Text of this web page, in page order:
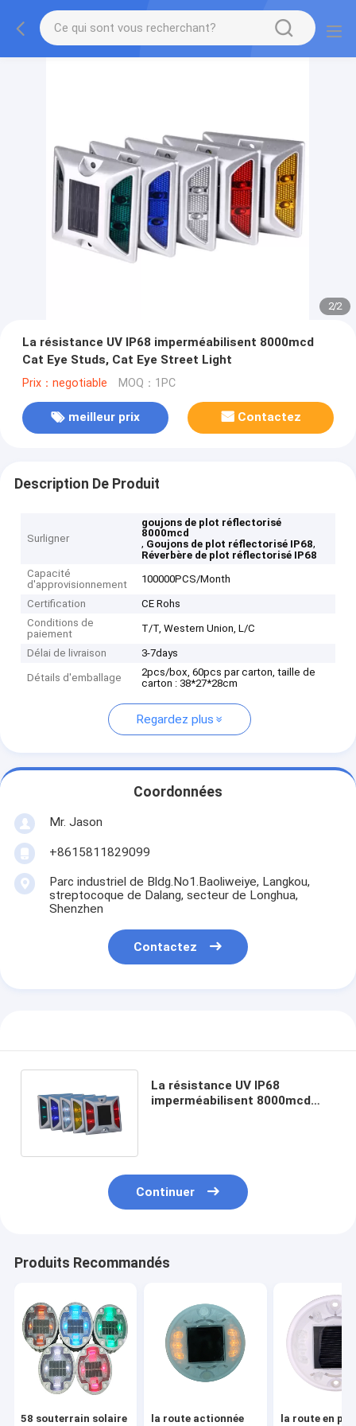
2/2
La résistance UV IP68 imperméabilisent 8000mcd
Cat Eye Studs, Cat Eye Street Light
Prix：negotiable MOQ：1PC
meilleur prix Contactez
Description De Produit
Surligner
goujons de plot réflectorisé
8000mcd
, Goujons de plot réflectorisé IP68,
Réverbère de plot réflectorisé IP68
Capacité
d'approvisionnement
100000PCS/Month
Certification
CE Rohs
Conditions de
paiement
T/T, Western Union, L/C
Délai de livraison 3-7days
Détails d'emballage
2pcs/box, 60pcs par carton, taille de
carton : 38*27*28cm
Regardez plus
Coordonnées
Mr. Jason
+8615811829099
Parc industriel de Bldg.No1.Baoliweiye, Langkou,
streptocoque de Dalang, secteur de Longhua,
Shenzhen
Contactez
La résistance UV IP68
imperméabilisent 8000mcd
Continuer
Produits Recommandés
58 souterrain solaire
la route actionnée
la route en